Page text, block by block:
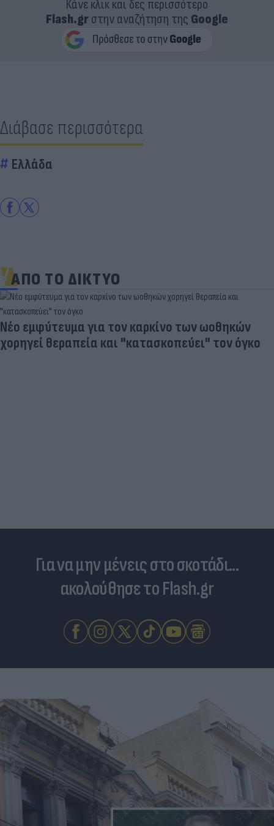
Κάνε κλικ και δες περισσότερο
Flash.grστην αναζήτηση της Google
Διάβασε περισσότερα
Ελλάδα
ΑΠΟ ΤΟ ΔΙΚΤΥΟ
Νέο εμφύτευμα για τον καρκίνο των ωοθηκών
χορηγεί θεραπεία και "κατασκοπεύει" τον όγκο
Για να μην μένεις στο σκοτάδι...
ακολούθησε το Flash.gr